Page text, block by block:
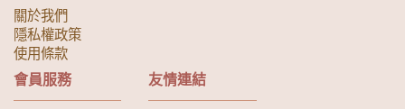
關於我們
隱私權政策
使用條款
會員服務 友情連結